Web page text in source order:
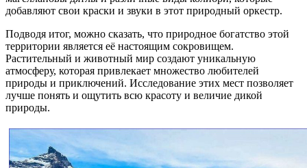
добавляют свои краски и звуки в этот природный оркестр.
Подводя итог, можно сказать, что природное богатство этой
территории является её настоящим сокровищем.
Растительный и животный мир создают уникальную
атмосферу, которая привлекает множество любителей
природы и приключений. Исследование этих мест позволяет
лучше понять и ощутить всю красоту и величие дикой
природы.